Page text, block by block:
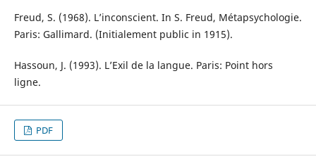
Freud, S. (1968). L’inconscient. In S. Freud, Métapsychologie.
Paris: Gallimard. (Initialement public in 1915).
Hassoun, J. (1993). L’Exil de la langue. Paris: Point hors
ligne.
PDF